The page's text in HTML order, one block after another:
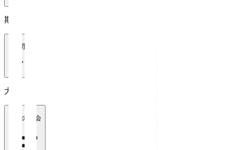
期間
1週間
大会
全ての大会